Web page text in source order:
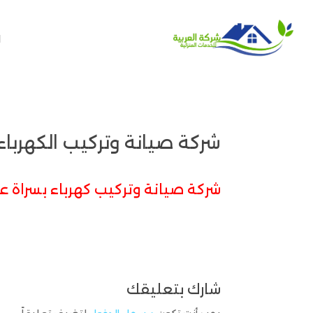
شركة صيانة وتركيب الكهرباء بسراة
شركة صيانة وتركيب كهرباء بسراة
شارك بتعليقك